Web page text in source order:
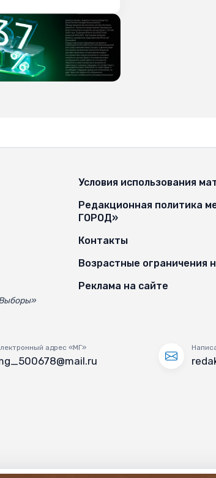
Условия использования
Редакционная политика
ГОРОД»
Контакты
Возрастные ограничения
Реклама на сайте
адрес «МГ»